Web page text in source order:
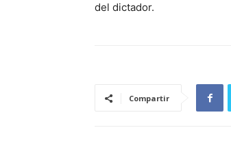
del dictador.
Compartir